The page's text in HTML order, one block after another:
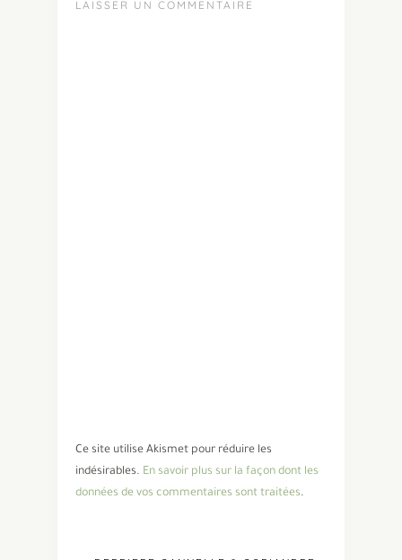
LAISSER UN COMMENTAIRE
Ce site utilise Akismet pour réduire les
indésirables. En savoir plus sur la façon dont les
données de vos commentaires sont traitées.